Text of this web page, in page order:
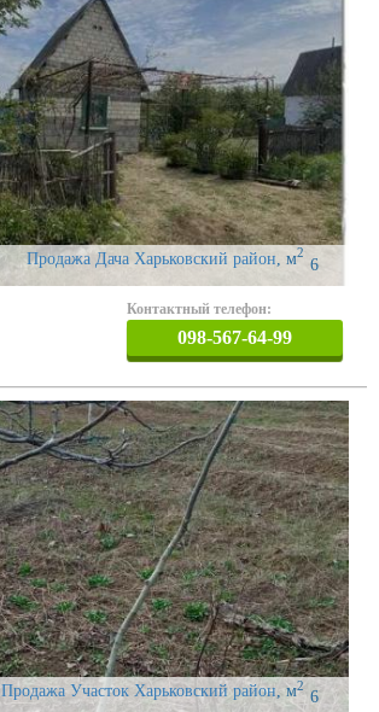
Продажа Дача Харьковский район 6
м2
Контактный телефон:
098-567-64-99
Продажа Участок Харьковский район, 6
м2